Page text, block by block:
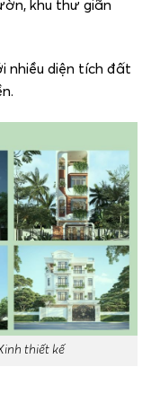
khu thư giãn
nhiều diện tích đất
thiết kế